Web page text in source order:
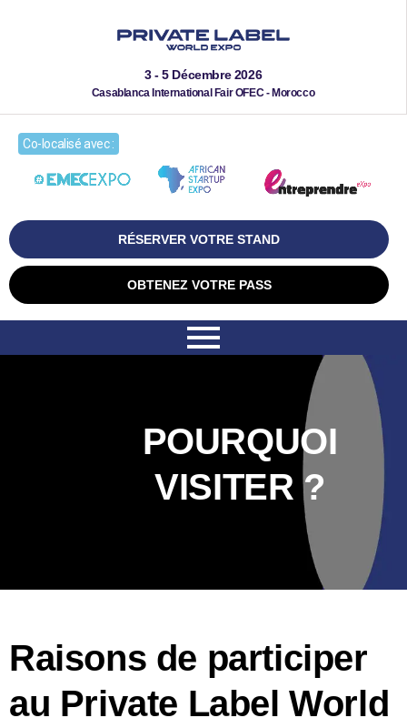
3 - 5 Décembre 2026
Casablanca International Fair OFEC - Morocco
Co-localisé avec :
RÉSERVER VOTRE STAND
OBTENEZ VOTRE PASS
POURQUOI
VISITER ?
Raisons de participer
au Private Label World